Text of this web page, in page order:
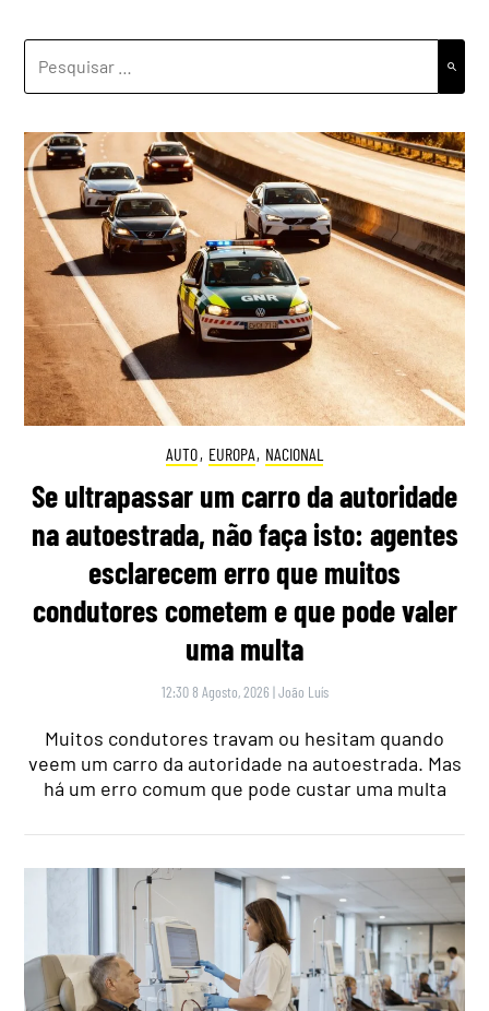
POR:
AUTO, EUROPA, NACIONAL
Se ultrapassar um carro da autoridade
na autoestrada, não faça isto: agentes
esclarecem erro que muitos
condutores cometem e que pode valer
uma multa
12:30 8 Agosto, 2026 |João Luís
Muitos condutores travam ou hesitam quando
veem um carro da autoridade na autoestrada. Mas
há um erro comum que pode custar uma multa